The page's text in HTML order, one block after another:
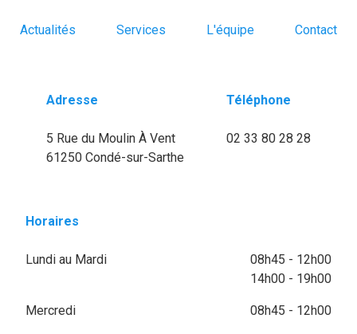
Actualités Services L'équipe Contact
Adresse
5 Rue du Moulin À Vent
61250 Condé-sur-Sarthe
Téléphone
02 33 80 28 28
Horaires
Lundi au Mardi
08h45 - 12h00
14h00 - 19h00
Mercredi 08h45 - 12h00